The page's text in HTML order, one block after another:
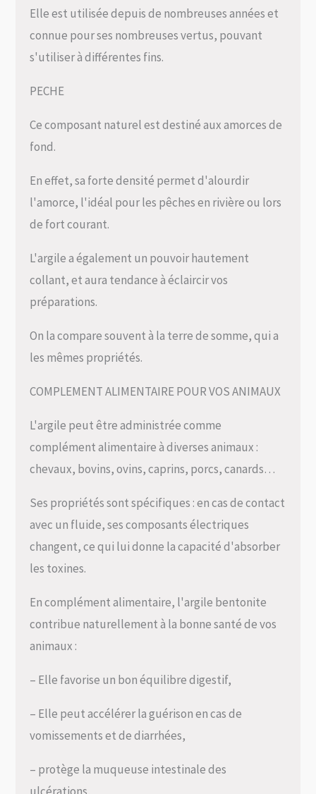
Elle est utilisée depuis de nombreuses années et
connue pour ses nombreuses vertus, pouvant
s'utiliser à différentes fins.
PECHE
Ce composant naturel est destiné aux amorces de
fond.
En effet, sa forte densité permet d'alourdir
l'amorce, l'idéal pour les pêches en rivière ou lors
de fort courant.
L'argile a également un pouvoir hautement
collant, et aura tendance à éclaircir vos
préparations.
On la compare souvent à la terre de somme, qui a
les mêmes propriétés.
COMPLEMENT ALIMENTAIRE POUR VOS ANIMAUX
L'argile peut être administrée comme
complément alimentaire à diverses animaux :
chevaux, bovins, ovins, caprins, porcs, canards…
Ses propriétés sont spécifiques : en cas de contact
avec un fluide, ses composants électriques
changent, ce qui lui donne la capacité d'absorber
les toxines.
En complément alimentaire, l'argile bentonite
contribue naturellement à la bonne santé de vos
animaux :
– Elle favorise un bon équilibre digestif,
– Elle peut accélérer la guérison en cas de
vomissements et de diarrhées,
– protège la muqueuse intestinale des
ulcérations,